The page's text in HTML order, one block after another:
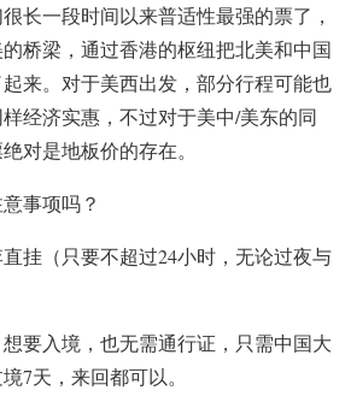
长一段时间以来普适性最强的票了，
桥梁，通过香港的枢纽把北美和中国
来。对于美西出发，部分行程可能也
经济实惠，不过对于美中/美东的同
对是地板价的存在。
事项吗？
挂（只要不超过24小时，无论过夜与
要入境，也无需通行证，只需中国大
7天，来回都可以。